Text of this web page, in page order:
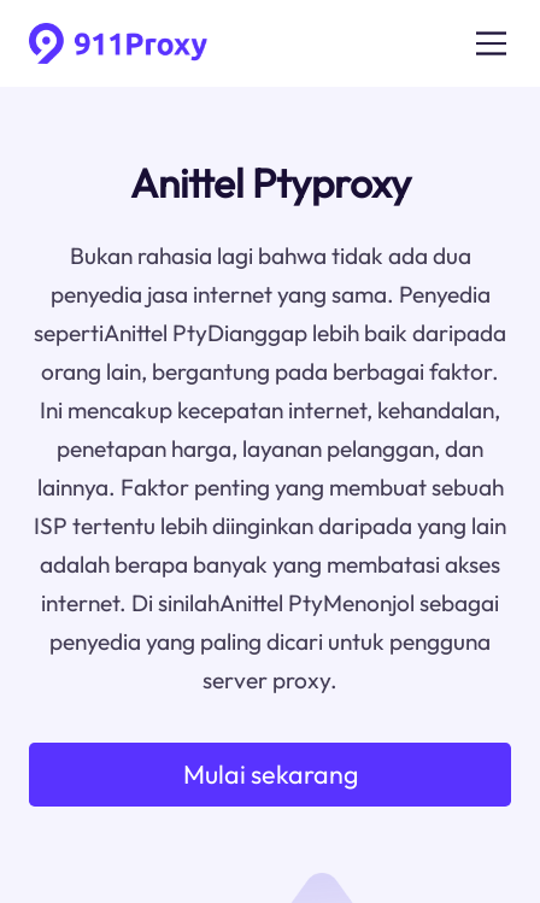
Anittel Ptyproxy
Bukan rahasia lagi bahwa tidak ada dua
penyedia jasa internet yang sama. Penyedia
sepertiAnittel PtyDianggap lebih baik daripada
orang lain, bergantung pada berbagai faktor.
Ini mencakup kecepatan internet, kehandalan,
penetapan harga, layanan pelanggan, dan
lainnya. Faktor penting yang membuat sebuah
ISP tertentu lebih diinginkan daripada yang lain
adalah berapa banyak yang membatasi akses
internet. Di sinilahAnittel PtyMenonjol sebagai
penyedia yang paling dicari untuk pengguna
server proxy.
Mulai sekarang